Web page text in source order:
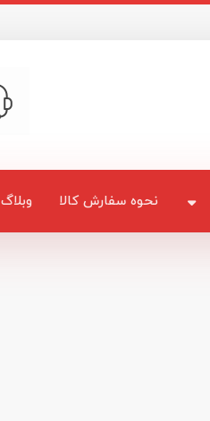
نحوه سفارش کالا وبلاگ